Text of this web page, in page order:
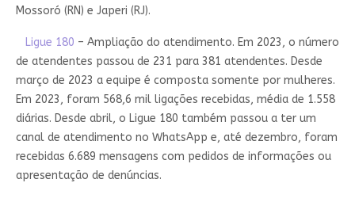
Mossoró (RN) e Japeri (RJ).
Ligue 180 – Ampliação do atendimento. Em 2023, o número
de atendentes passou de 231 para 381 atendentes. Desde
março de 2023 a equipe é composta somente por mulheres.
Em 2023, foram 568,6 mil ligações recebidas, média de 1.558
diárias. Desde abril, o Ligue 180 também passou a ter um
canal de atendimento no WhatsApp e, até dezembro, foram
recebidas 6.689 mensagens com pedidos de informações ou
apresentação de denúncias.